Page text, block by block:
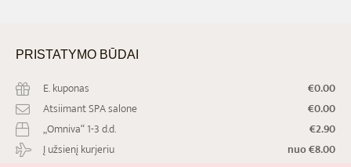
PRISTATYMO BŪDAI
E. kuponas
€0.00
Atsiimant SPA salone
€0.00
„Omniva“ 1-3 d.d.
€2.90
Į užsienį kurjeriu
nuo €8.00